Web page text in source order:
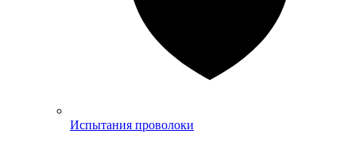
Испытания проволоки